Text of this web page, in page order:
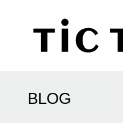
BLOG